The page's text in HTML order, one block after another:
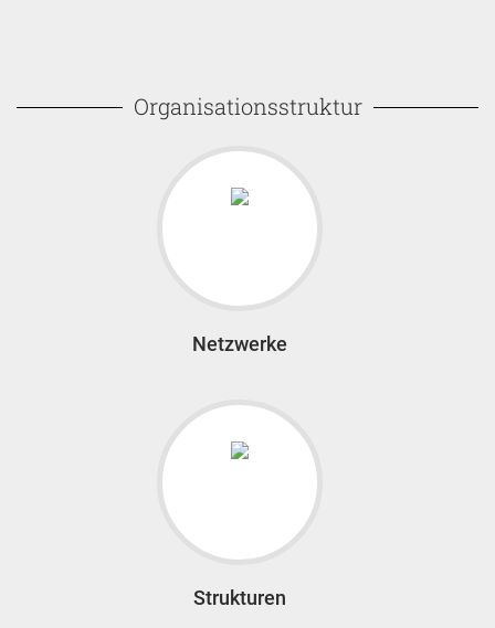
Organisationsstruktur
Netzwerke
Strukturen